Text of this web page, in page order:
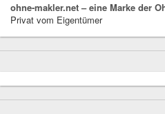
ohne-makler.net – eine Marke der
Privat vom Eigentümer